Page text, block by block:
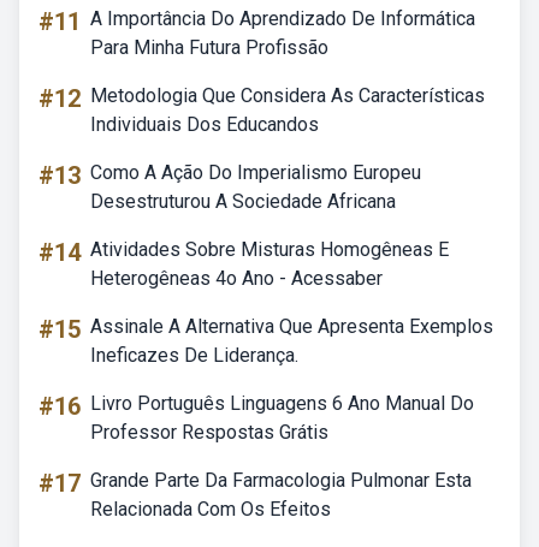
#11 A Importância Do Aprendizado De Informática
Para Minha Futura Profissão
#12 Metodologia Que Considera As Características
Individuais Dos Educandos
#13 Como A Ação Do Imperialismo Europeu
Desestruturou A Sociedade Africana
#14 Atividades Sobre Misturas Homogêneas E
Heterogêneas 4o Ano - Acessaber
#15 Assinale A Alternativa Que Apresenta Exemplos
Ineficazes De Liderança.
#16 Livro Português Linguagens 6 Ano Manual Do
Professor Respostas Grátis
#17 Grande Parte Da Farmacologia Pulmonar Esta
Relacionada Com Os Efeitos